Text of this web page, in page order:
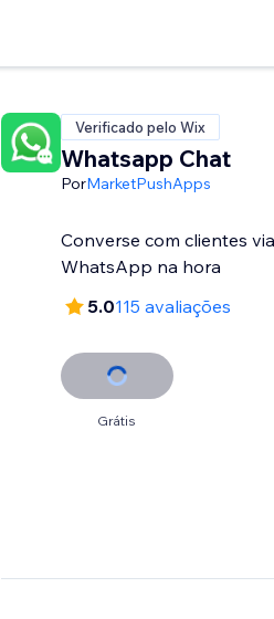
Verificado pelo Wix
Whatsapp Chat
PorMarketPushApps
Converse com clientes via
WhatsApp na hora
5.0115 avaliações
Grátis